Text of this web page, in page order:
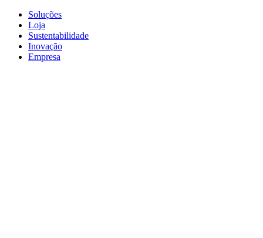
Soluções
Loja
Sustentabilidade
Inovação
Empresa